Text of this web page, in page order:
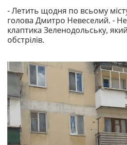
- Летить щодня по всьому
голова Дмитро Невеселий. -
клаптика Зеленодольську,
обстрілів.